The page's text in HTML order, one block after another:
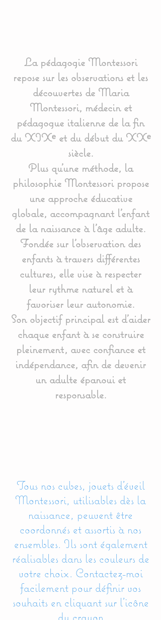
La pédagogie Montessori
repose sur les observations et les
découvertes de Maria
Montessori, médecin et
pédagogue italienne de la fin
du XIXᵉ et du début du XXᵉ
siècle.
Plus qu’une méthode, la
philosophie Montessori propose
une approche éducative
globale, accompagnant l’enfant
de la naissance à l’âge adulte.
Fondée sur l’observation des
enfants à travers différentes
cultures, elle vise à respecter
leur rythme naturel et à
favoriser leur autonomie.
Son objectif principal est d’aider
chaque enfant à se construire
pleinement, avec confiance et
indépendance, afin de devenir
un adulte épanoui et
responsable.
Tous nos cubes, jouets d'éveil
Montessori, utilisables dès la
naissance, peuvent être
coordonnés et assortis à nos
ensembles. Ils sont également
réalisables dans les couleurs de
votre choix. Contactez-moi
facilement pour définir vos
souhaits en cliquant sur l'icône
du crayon